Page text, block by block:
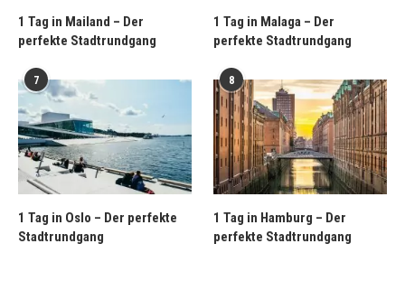
1 Tag in Mailand – Der
perfekte Stadtrundgang
1 Tag in Malaga – Der
perfekte Stadtrundgang
7
1 Tag in Oslo – Der perfekte
Stadtrundgang
8
1 Tag in Hamburg – Der
perfekte Stadtrundgang